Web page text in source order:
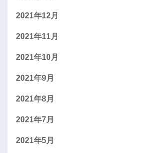
2021年12月
2021年11月
2021年10月
2021年9月
2021年8月
2021年7月
2021年5月